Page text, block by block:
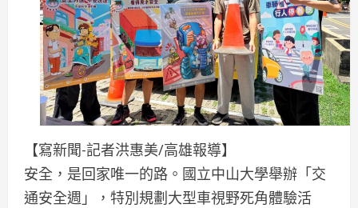
【寫新聞-記者洪惠美/高雄報導】
安全，是回家唯一的路。國立中山大學舉辦「交
通安全週」，特別規劃大型車視野死角體驗活